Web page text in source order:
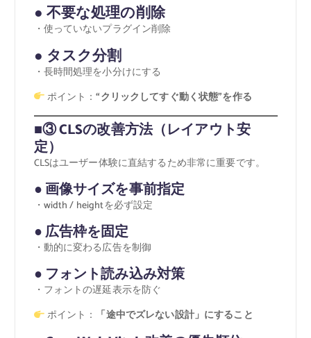
● 不要な処理の削除
・使っていないプラグイン削除
● タスク分割
・長時間処理を小分けにする
ポイント：“クリックしてすぐ動く状態”を作る
■③ CLSの改善方法（レイアウト安
定）
CLSはユーザー体験に直結するため非常に重要です。
● 画像サイズを事前指定
・width / heightを必ず設定
● 広告枠を固定
・動的に変わる広告を制御
● フォント読み込み対策
・フォントの遅延表示を防ぐ
ポイント：
「途中でズレない設計」にすること